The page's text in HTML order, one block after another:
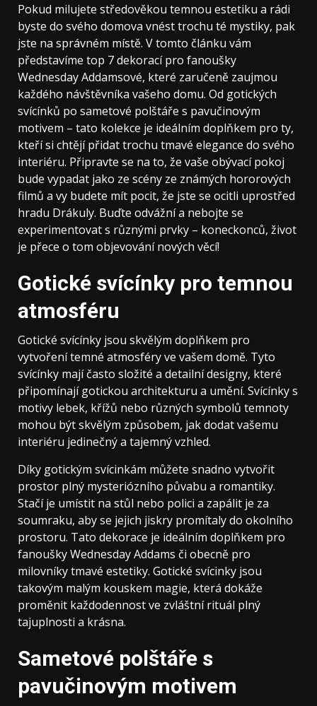
Pokud milujete středověkou temnou estetiku a rádi
byste do svého domova vnést trochu té mystiky, pak
jste na správném místě. V tomto článku vám
představíme top 7 dekorací pro fanoušky
Wednesday Addamsové, které zaručeně zaujmou
každého návštěvníka vašeho domu. Od gotických
svícínků po sametové polštáře s pavučinovým
motivem – tato kolekce je ideálním doplňkem pro ty,
kteří si chtějí přidat trochu tmavé elegance do svého
interiéru. Připravte se na to, že vaše obývací pokoj
bude vypadat jako ze scény ze známých hororových
filmů a vy budete mít pocit, že jste se ocitli uprostřed
hradu Drákuly. Buďte odvážní a nebojte se
experimentovat s různými prvky – koneckonců, život
je přece o tom objevování nových věcí!
Gotické svícínky pro temnou
atmosféru
Gotické svícínky jsou skvělým doplňkem pro
vytvoření temné atmosféry ve vašem domě. Tyto
svícínky mají často složité a detailní designy, které
připomínají gotickou architekturu a umění. Svícínky s
motivy lebek, křížů nebo různých symbolů temnoty
mohou být skvělým způsobem, jak dodat vašemu
interiéru jedinečný a tajemný vzhled.
Díky gotickým svícinkám můžete snadno vytvořit
prostor plný mysteriózního půvabu a romantiky.
Stačí je umístit na stůl nebo polici a zapálit je za
soumraku, aby se jejich jiskry promítaly do okolního
prostoru. Tato dekorace je ideálním doplňkem pro
fanoušky Wednesday Addams či obecně pro
milovníky tmavé estetiky. Gotické svícinky jsou
takovým malým kouskem magie, která dokáže
proměnit každodennost ve zvláštní rituál plný
tajuplnosti a krásna.
Sametové polštáře s
pavučinovým motivem